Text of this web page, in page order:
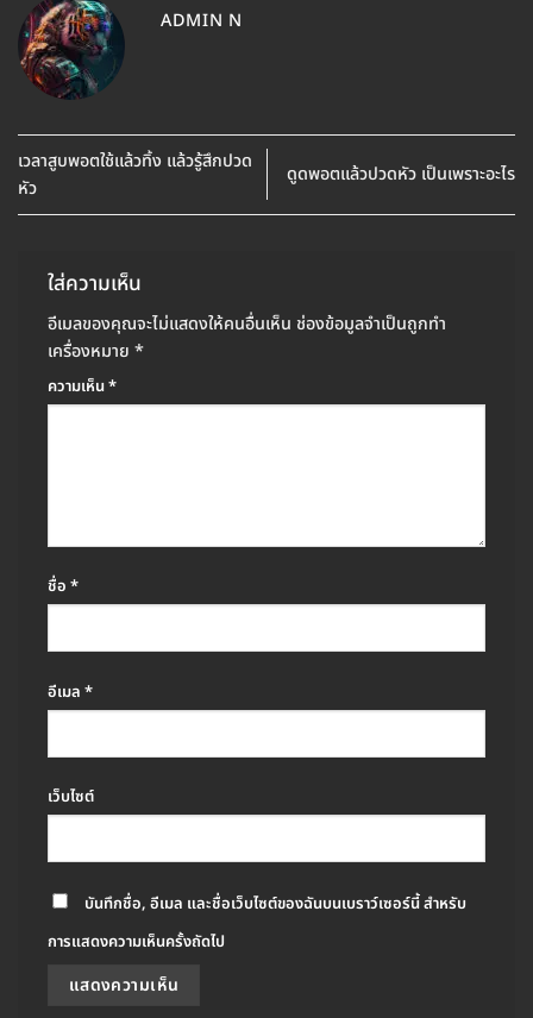
ADMIN N
เวลาสูบพอตใช้แล้วทิ้ง แล้วรู้สึกปวด
หัว
ดูดพอตแล้วปวดหัว เป็นเพราะอะไร
ใส่ความเห็น
อีเมลของคุณจะไม่แสดงให้คนอื่นเห็น ช่องข้อมูลจำเป็นถูกทำ
เครื่องหมาย *
ความเห็น*
ชื่อ *
อีเมล *
เว็บไซต์
บันทึกชื่อ, อีเมล และชื่อเว็บไซต์ของฉันบนเบราว์เซอร์นี้ สำหรับ
การแสดงความเห็นครั้งถัดไป